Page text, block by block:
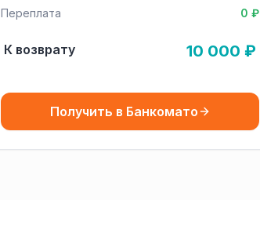
Переплата 0 ₽
К возврату 10 000 ₽
Получить в Банкомато